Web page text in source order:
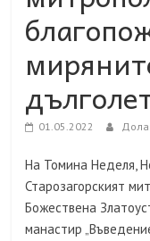
01.05.2022
На Томина Неделя,
Старозагорският
Божествена
манастир